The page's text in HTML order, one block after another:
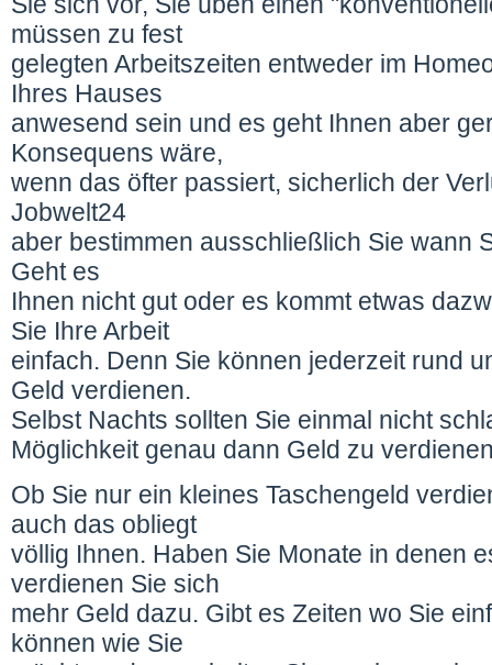
müssen zu fest
gelegten Arbeitszeiten entweder im
Ihres Hauses
anwesend sein und es geht Ihnen aber
Konsequens wäre,
wenn das öfter passiert, sicherlich der
Jobwelt24
aber bestimmen ausschließlich Sie wann
Geht es
Ihnen nicht gut oder es kommt etwas
Sie Ihre Arbeit
einfach. Denn Sie können jederzeit rund
Geld verdienen.
Selbst Nachts sollten Sie einmal nicht
Möglichkeit genau dann Geld zu
Ob Sie nur ein kleines Taschengeld
auch das obliegt
völlig Ihnen. Haben Sie Monate in denen
verdienen Sie sich
mehr Geld dazu. Gibt es Zeiten wo Sie
können wie Sie